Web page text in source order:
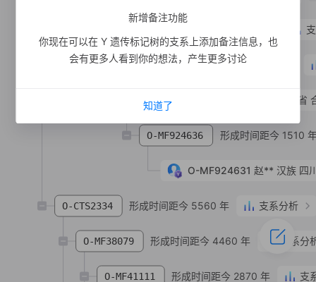
O-CTS2334 形成时间距今 5560 年 支系分析
O-MF38079 形成时间距今 4460 年 支系分
O-MF41111 形成时间距今 2870 年 支
O-MF467865 形成时间距今 1750 年
O-MF467867 安徽省
O-MF924636 形成时间距今 1510
O-MF924631 赵** 汉族 四
新增备注功能
你现在可以在 Y 遗传标记树的支系上添加备注信息，也
会有更多人看到你的想法，产生更多讨论
知道了